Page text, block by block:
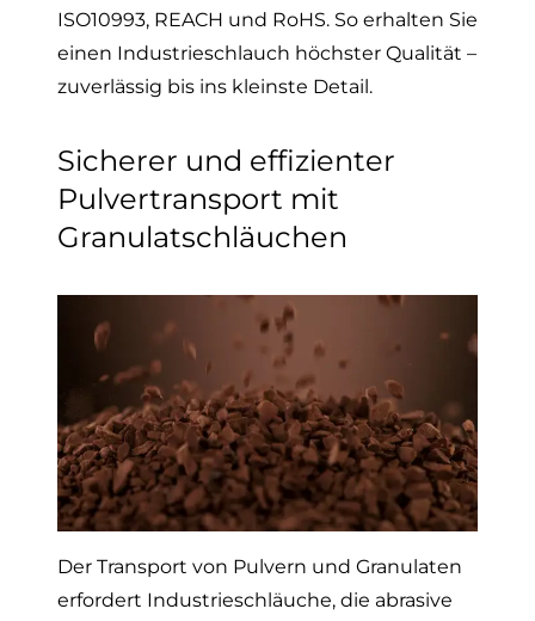
ISO10993, REACH und RoHS. So erhalten Sie
einen Industrieschlauch höchster Qualität –
zuverlässig bis ins kleinste Detail.
Sicherer und effizienter
Pulvertransport mit
Granulatschläuchen
Der Transport von Pulvern und Granulaten
erfordert Industrieschläuche, die abrasive